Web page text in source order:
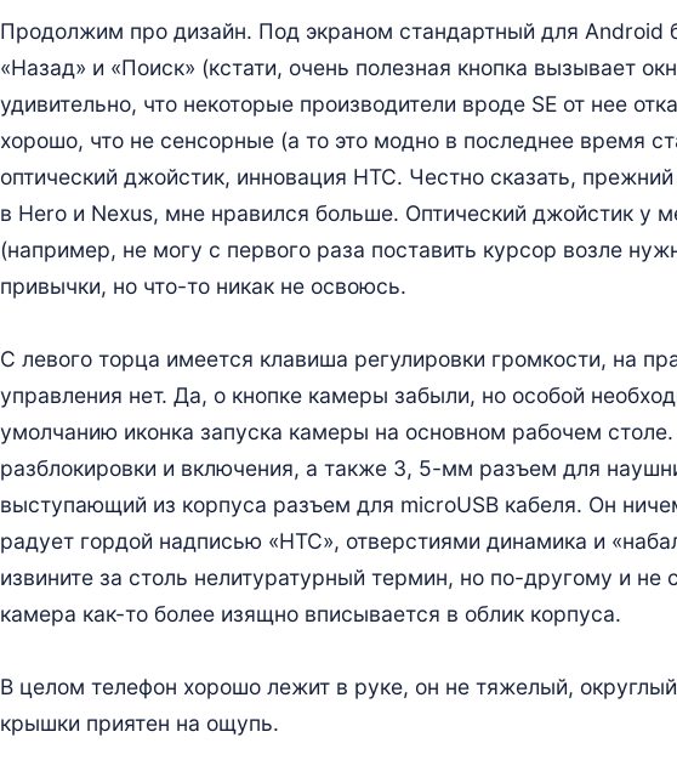
Продолжим про дизайн. Под экраном стандартный для Android
«Назад» и «Поиск» (кстати, очень полезная кнопка вызывает
удивительно, что некоторые производители вроде SE от нее
хорошо, что не сенсорные (а то это модно в последнее время
оптический джойстик, инновация HTC. Честно сказать,
в Hero и Nexus, мне нравился больше. Оптический джойстик у
(например, не могу с первого раза поставить курсор возле
привычки, но что-то никак не освоюсь.
С левого торца имеется клавиша регулировки громкости, на
управления нет. Да, о кнопке камеры забыли, но особой
умолчанию иконка запуска камеры на основном рабочем
разблокировки и включения, а также 3, 5-мм разъем для
выступающий из корпуса разъем для microUSB кабеля. Он
радует гордой надписью «HTC», отверстиями динамика и
извините за столь нелитуратурный термин, но по-другому и
камера как-то более изящно вписывается в облик корпуса.
В целом телефон хорошо лежит в руке, он не тяжелый,
крышки приятен на ощупь.